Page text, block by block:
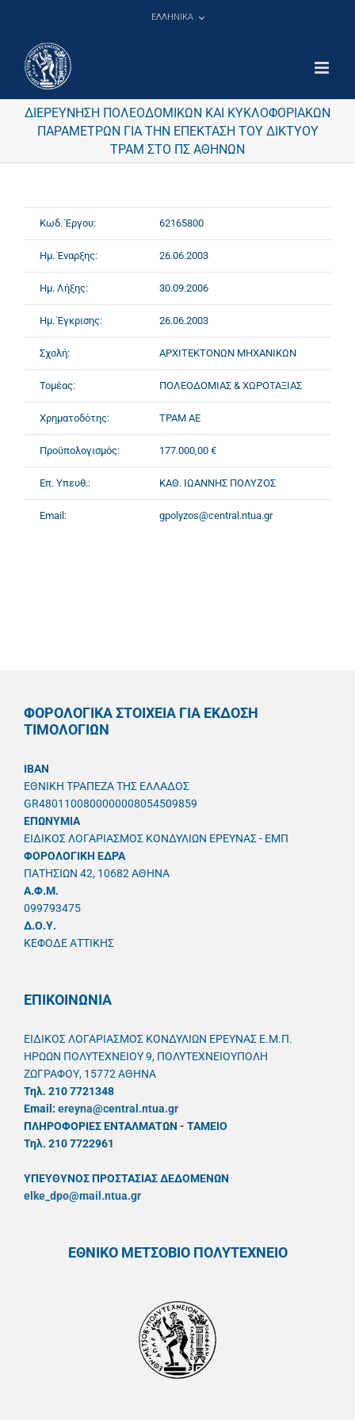
ΕΛΛΗΝΙΚΑ
ΔΙΕΡΕΥΝΗΣΗ ΠΟΛΕΟΔΟΜΙΚΩΝ ΚΑΙ ΚΥΚΛΟΦΟΡΙΑΚΩΝ
ΠΑΡΑΜΕΤΡΩΝ ΓΙΑ ΤΗΝ ΕΠΕΚΤΑΣΗ ΤΟΥ ΔΙΚΤΥΟΥ
ΤΡΑΜ ΣΤΟ ΠΣ ΑΘΗΝΩΝ
Κωδ. Έργου: 62165800
Ημ. Έναρξης: 26.06.2003
Ημ. Λήξης: 30.09.2006
Ημ. Έγκρισης: 26.06.2003
Σχολή: ΑΡΧΙΤΕΚΤΟΝΩΝ ΜΗΧΑΝΙΚΩΝ
Τομέας: ΠΟΛΕΟΔΟΜΙΑΣ & ΧΩΡΟΤΑΞΙΑΣ
Χρηματοδότης: ΤΡΑΜ ΑΕ
Προϋπολογισμός: 177.000,00 €
Επ. Υπευθ.: ΚΑΘ. ΙΩΑΝΝΗΣ ΠΟΛΥΖΟΣ
Email: gpolyzos@central.ntua.gr
ΦΟΡΟΛΟΓΙΚΑ ΣΤΟΙΧΕΙΑ ΓΙΑ ΕΚΔΟΣΗ
ΤΙΜΟΛΟΓΙΩΝ
IBAN
ΕΘΝΙΚΗ ΤΡΑΠΕΖΑ ΤΗΣ ΕΛΛΑΔΟΣ
GR4801100800000008054509859
ΕΠΩΝΥΜΙΑ
ΕΙΔΙΚΟΣ ΛΟΓΑΡΙΑΣΜΟΣ ΚΟΝΔΥΛΙΩΝ ΕΡΕΥΝΑΣ - ΕΜΠ
ΦΟΡΟΛΟΓΙΚΗ ΕΔΡΑ
ΠΑΤΗΣΙΩΝ 42, 10682 ΑΘΗΝΑ
A.Φ.Μ.
099793475
Δ.Ο.Υ.
ΚΕΦΟΔΕ ΑΤΤΙΚΗΣ
ΕΠΙΚΟΙΝΩΝΙΑ
ΕΙΔΙΚΟΣ ΛΟΓΑΡΙΑΣΜΟΣ ΚΟΝΔΥΛΙΩΝ ΕΡΕΥΝΑΣ Ε.Μ.Π.
ΗΡΩΩΝ ΠΟΛΥΤΕΧΝΕΙΟΥ 9, ΠΟΛΥΤΕΧΝΕΙΟΥΠΟΛΗ
ΖΩΓΡΑΦΟΥ, 15772 ΑΘΗΝΑ
Τηλ. 210 7721348
Email: ereyna@central.ntua.gr
ΠΛΗΡΟΦΟΡΙΕΣ ΕΝΤΑΛΜΑΤΩΝ - ΤΑΜΕΙΟ
Τηλ. 210 7722961
ΥΠΕΥΘYΝΟΣ ΠΡΟΣΤΑΣΙΑΣ ΔΕΔΟΜΕΝΩΝ
elke_dpo@mail.ntua.gr
ΕΘΝΙΚΟ ΜΕΤΣΟΒΙΟ ΠΟΛΥΤΕΧΝΕΙΟ